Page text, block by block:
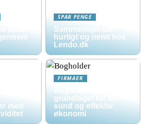
finde
SPAR PENGE
Sammenlign lån
hurtigt og nemt hos
Lendo.dk
med
FIRMAER
grundlaget for en
sund og effektiv
økonomi